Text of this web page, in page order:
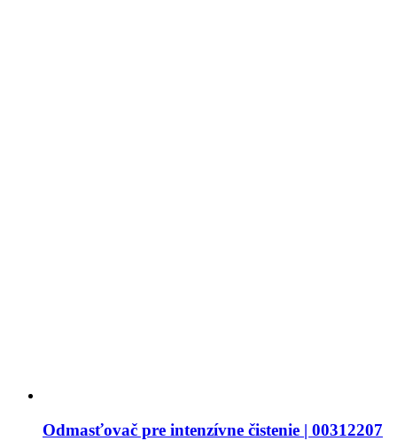
Odmasťovač pre intenzívne čistenie | 00312207